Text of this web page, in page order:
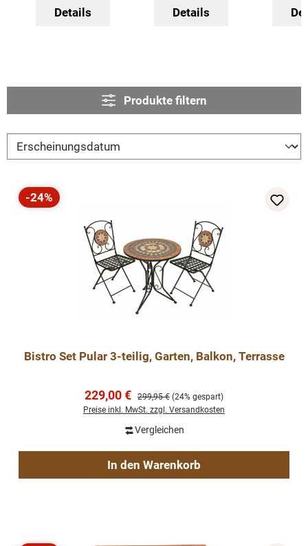
Details Details
Produkte filtern
Rabatt
-24%
Bistro Set Pular 3-teilig, Garten, Balkon, Terrasse
Verkaufspreis:
229,00 € Regulärer Preis:
299,95 € (24% gespart)
Preise inkl. MwSt. zzgl. Versandkosten
Vergleichen
In den Warenkorb